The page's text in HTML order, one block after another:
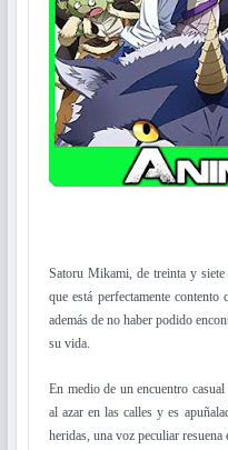
Satoru Mikami, de treinta y
que está perfectamente
además de no haber podido
su vida.
En medio de un encuentro
al azar en las calles y es
heridas, una voz peculiar